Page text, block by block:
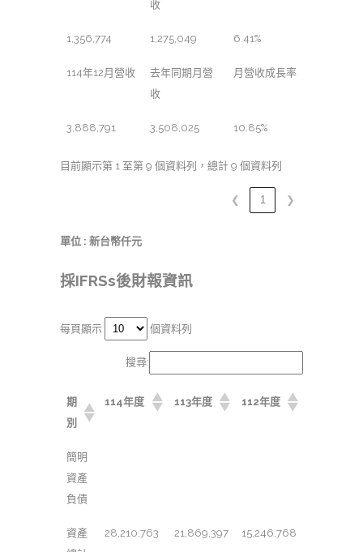
收
1,356,774 1,275,049 6.41%
114年12月營收
去年同期月營
收
月營收成長率
3,888,791 3,508,025 10.85%
目前顯示第 1 至第 9 個資料列，總計 9 個資料列
❮ 1 ❯
單位 : 新台幣仟元
採IFRSs後財報資訊
每頁顯示 個資料列
搜尋:
期
別
114年度 113年度 112年度
簡明
資產
負債
資產
28,210,763 21,869,397 15,246,768